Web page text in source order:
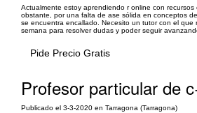
Actualmente estoy aprendiendo r online con
obstante, por una falta de ase sólida en conceptos
se encuentra encallado. Necesito un tutor con el que
semana para resolver dudas y poder seguir
Pide Precio Gratis
Profesor particular de
Publicado el 3-3-2020 en Tarragona (Tarragona)